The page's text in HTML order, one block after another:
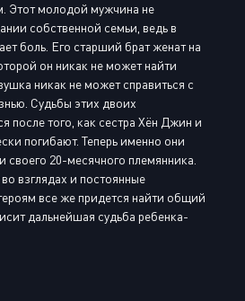
Этот молодой мужчина не
собственной семьи, ведь в
боль. Его старший брат женат на
он никак не может найти
никак не может справиться с
Судьбы этих двоих
после того, как сестра Хён Джин и
погибают. Теперь именно они
своего 20-месячного племянника.
взглядах и постоянные
все же придется найти общий
дальнейшая судьба ребенка-